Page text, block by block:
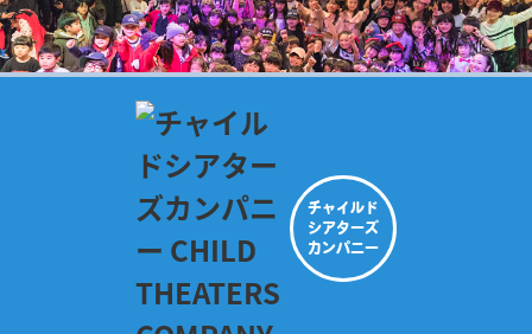
チャイルド
シアターズ
カンパニー